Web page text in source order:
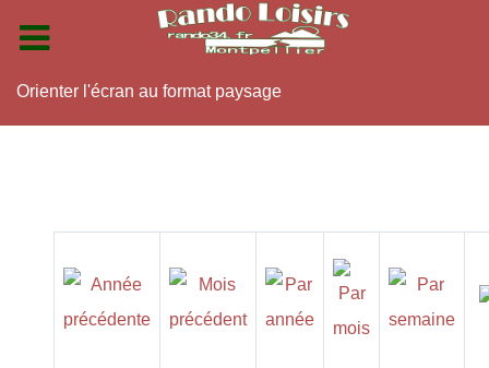
Orienter l'écran au format paysage